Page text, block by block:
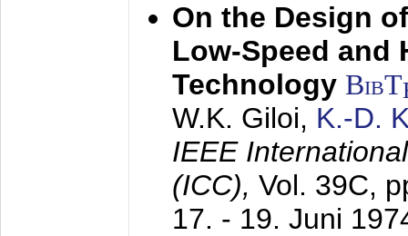
On the Design
Low-Speed and
Technology BibT
W.K. Giloi, K.-D.
IEEE
(ICC), Vol. 39C,
17. - 19. Juni